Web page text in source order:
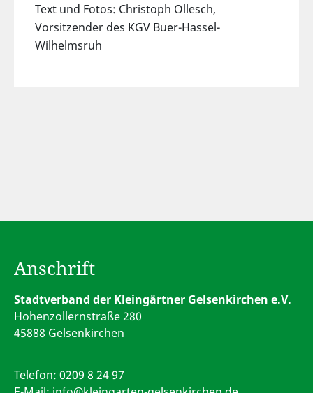
Text und Fotos: Christoph Ollesch,
Vorsitzender des KGV Buer-Hassel-
Wilhelmsruh
Anschrift
Stadtverband der Kleingärtner Gelsenkirchen e.V.
Hohenzollernstraße 280
45888 Gelsenkirchen
Telefon: 0209 8 24 97